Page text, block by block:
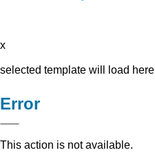
x
selected template will load here
Error
This action is not available.